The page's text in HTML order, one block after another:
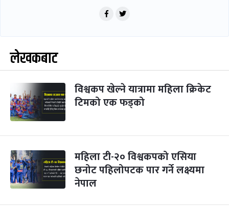
लेखकबाट
विश्वकप खेल्ने यात्रामा महिला क्रिकेट
टिमको एक फड्को
महिला टी-२० विश्वकपको एसिया
छनोट पहिलोपटक पार गर्ने लक्ष्यमा
नेपाल